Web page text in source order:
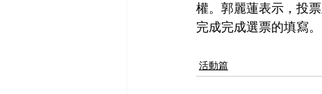
權。郭麗蓮表示，投
完成完成選票的填寫
活動篇